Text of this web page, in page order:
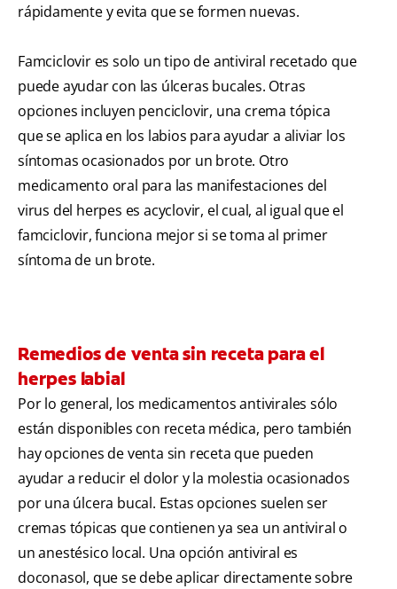
rápidamente y evita que se formen nuevas.
Famciclovir es solo un tipo de antiviral recetado que
puede ayudar con las úlceras bucales. Otras
opciones incluyen penciclovir, una crema tópica
que se aplica en los labios para ayudar a aliviar los
síntomas ocasionados por un brote. Otro
medicamento oral para las manifestaciones del
virus del herpes es acyclovir, el cual, al igual que el
famciclovir, funciona mejor si se toma al primer
síntoma de un brote.
Remedios de venta sin receta para el
herpes labial
Por lo general, los medicamentos antivirales sólo
están disponibles con receta médica, pero también
hay opciones de venta sin receta que pueden
ayudar a reducir el dolor y la molestia ocasionados
por una úlcera bucal. Estas opciones suelen ser
cremas tópicas que contienen ya sea un antiviral o
un anestésico local. Una opción antiviral es
doconasol, que se debe aplicar directamente sobre